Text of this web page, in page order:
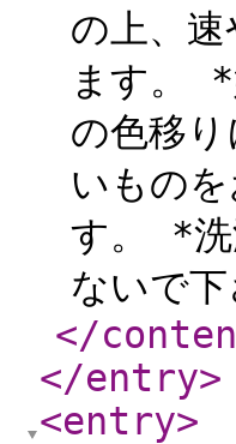
の上、
ます。 *
の色移
いもの
す。 *洗
ないで
</
</entry>
<entry>